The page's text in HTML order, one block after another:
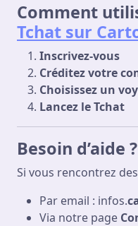
Comment
Tchat sur
Inscrivez-vous
Créditez votre
Choisissez un
Lancez le Tchat
Besoin d’aide ?
Si vous rencontrez
Par email : infos.
Via notre page